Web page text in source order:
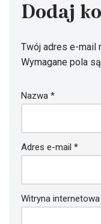
Dodaj
Twój adres e-mail
Wymagane pola
Nazwa *
Adres e-mail *
Witryna internetowa